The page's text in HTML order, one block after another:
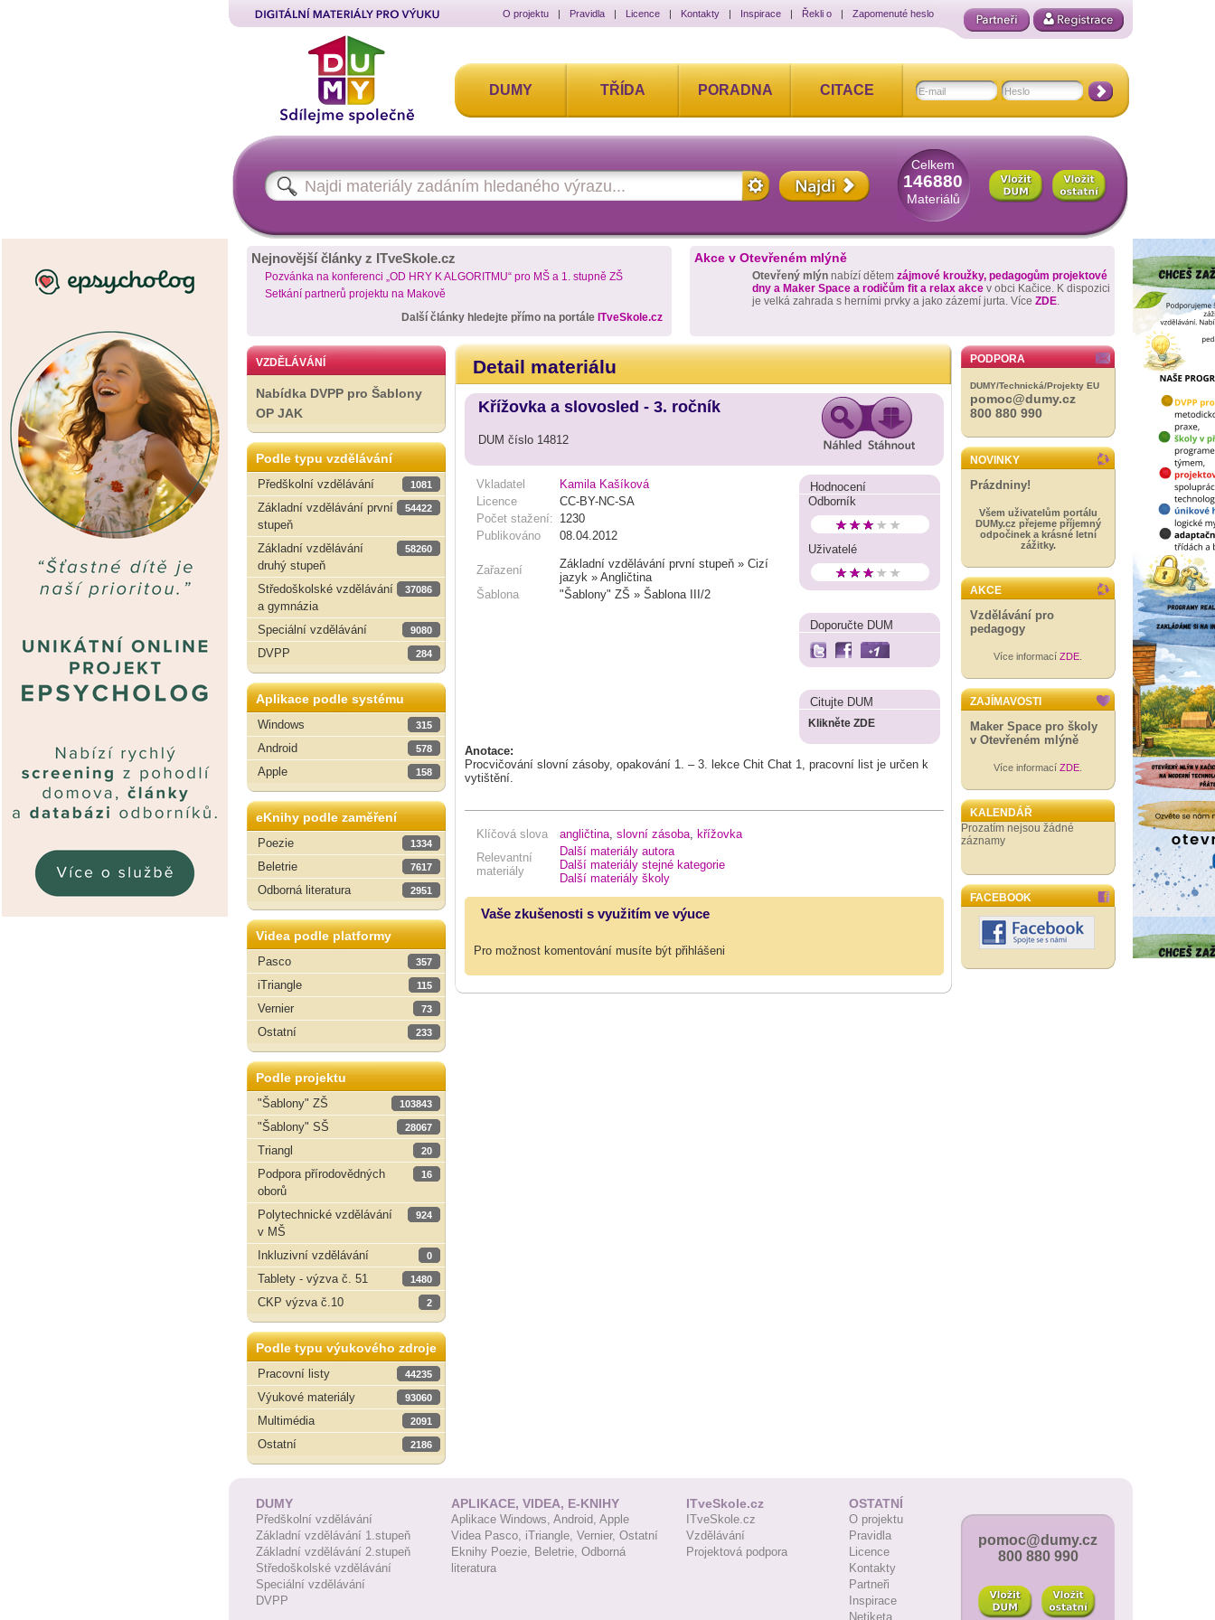
O projektu | Pravidla | Licence | Kontakty | Inspirace | Řekli o | Zapomenuté heslo
DUMY TŘÍDA PORADNA CITACE
Celkem
146880
Materiálů
Nejnovější články z ITveSkole.cz
Pozvánka na konferenci „OD HRY K ALGORITMU“ pro MŠ a 1. stupně ZŠ
Setkání partnerů projektu na Makově
Další články hledejte přímo na portále ITveSkole.cz
Akce v Otevřeném mlýně
Otevřený mlýn nabízí dětem zájmové kroužky, pedagogům projektové
dny a Maker Space a rodičům fit a relax akce v obci Kačice. K dispozici
je velká zahrada s herními prvky a jako zázemí jurta. Více ZDE.
VZDĚLÁVÁNÍ
Nabídka DVPP pro Šablony
OP JAK
Podle typu vzdělávání
Předškolní vzdělávání
1081
Základní vzdělávání první
stupeň
54422
Základní vzdělávání
druhý stupeň
58260
Středoškolské vzdělávání
a gymnázia
37086
Speciální vzdělávání 9080
DVPP 284
Aplikace podle systému
Windows
315
Android 578
Apple 158
eKnihy podle zaměření
Poezie
1334
Beletrie 7617
Odborná literatura 2951
Videa podle platformy
Pasco
357
iTriangle 115
Vernier 73
Ostatní 233
Podle projektu
"Šablony" ZŠ
103843
"Šablony" SŠ 28067
Triangl 20
Podpora přírodovědných
oborů
16
Polytechnické vzdělávání
v MŠ
924
Inkluzivní vzdělávání 0
Tablety - výzva č. 51 1480
CKP výzva č.10 2
Podle typu výukového zdroje
Pracovní listy
44235
Výukové materiály 93060
Multimédia 2091
Ostatní 2186
Detail materiálu
Křížovka a slovosled - 3. ročník
DUM číslo 14812
Vkladatel
Kamila Kašíková
Licence
CC-BY-NC-SA
Počet stažení: 1230
Publikováno
08.04.2012
Zařazení
Základní vzdělávání první stupeň » Cizí
jazyk » Angličtina
Šablona
"Šablony" ZŠ » Šablona III/2
Hodnocení
Odborník
Uživatelé
Doporučte DUM
Citujte DUM
Klikněte ZDE
Anotace:
Procvičování slovní zásoby, opakování 1. – 3. lekce Chit Chat 1, pracovní list je určen k
vytištění.
Klíčová slova angličtina slovní zásoba
křížovka
Relevantní
materiály
Další materiály autora
Další materiály stejné kategorie
Další materiály školy
Vaše zkušenosti s využitím ve výuce
Pro možnost komentování musíte být přihlášeni
PODPORA
DUMY/Technická/Projekty EU
pomoc@dumy.cz
800 880 990
NOVINKY
Prázdniny!
Všem uživatelům portálu
DUMy.cz přejeme příjemný
odpočinek a krásné letní
zážitky.
AKCE
Vzdělávání pro
pedagogy
Více informací ZDE
ZAJÍMAVOSTI
Maker Space pro školy
v Otevřeném mlýně
Více informací ZDE
KALENDÁŘ
Prozatím nejsou žádné
záznamy
FACEBOOK
DUMY
Předškolní vzdělávání
Základní vzdělávání 1.stupeň
Základní vzdělávání 2.stupeň
Středoškolské vzdělávání
Speciální vzdělávání
DVPP
APLIKACE, VIDEA, E-KNIHY
Aplikace Windows, Android, Apple
Videa Pasco, iTriangle, Vernier, Ostatní
Eknihy Poezie, Beletrie, Odborná
literatura
ITveSkole.cz
ITveSkole.cz
Vzdělávání
Projektová podpora
OSTATNÍ
O projektu
Pravidla
Licence
Kontakty
Partneři
Inspirace
Netiketa
pomoc@dumy.cz
800 880 990